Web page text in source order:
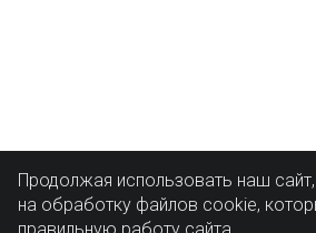
Продолжая использовать наш
на обработку файлов cookie,